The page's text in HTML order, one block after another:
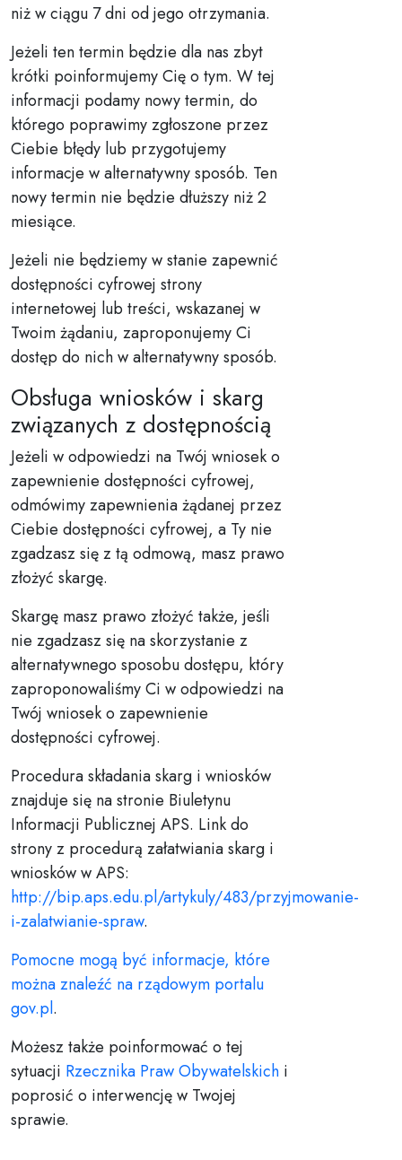
niż w ciągu 7 dni od jego otrzymania.
Jeżeli ten termin będzie dla nas zbyt
krótki poinformujemy Cię o tym. W tej
informacji podamy nowy termin, do
którego poprawimy zgłoszone przez
Ciebie błędy lub przygotujemy
informacje w alternatywny sposób. Ten
nowy termin nie będzie dłuższy niż 2
miesiące.
Jeżeli nie będziemy w stanie zapewnić
dostępności cyfrowej strony
internetowej lub treści, wskazanej w
Twoim żądaniu, zaproponujemy Ci
dostęp do nich w alternatywny sposób.
Obsługa wniosków i skarg
związanych z dostępnością
Jeżeli w odpowiedzi na Twój wniosek o
zapewnienie dostępności cyfrowej,
odmówimy zapewnienia żądanej przez
Ciebie dostępności cyfrowej, a Ty nie
zgadzasz się z tą odmową, masz prawo
złożyć skargę.
Skargę masz prawo złożyć także, jeśli
nie zgadzasz się na skorzystanie z
alternatywnego sposobu dostępu, który
zaproponowaliśmy Ci w odpowiedzi na
Twój wniosek o zapewnienie
dostępności cyfrowej.
Procedura składania skarg i wniosków
znajduje się na stronie Biuletynu
Informacji Publicznej APS. Link do
strony z procedurą załatwiania skarg i
wniosków w APS:
http://bip.aps.edu.pl/artykuly/483/przyjmowanie-
i-zalatwianie-spraw.
Pomocne mogą być informacje, które
można znaleźć na rządowym portalu
gov.pl.
Możesz także poinformować o tej
sytuacji Rzecznika Praw Obywatelskich i
poprosić o interwencję w Twojej
sprawie.